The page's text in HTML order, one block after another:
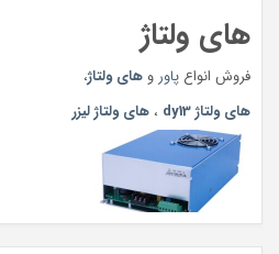
های ولتاژ
فروش انواع پاور و های ولتاژ،
های ولتاژ dy13
، های ولتاژ لیزر